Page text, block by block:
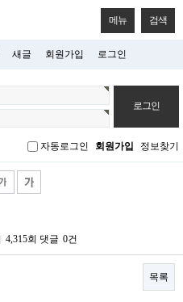
메뉴 검색
새글 회원가입 로그인
자동로그인 회원가입 정보찾기
4,315회 댓글 0건
목록